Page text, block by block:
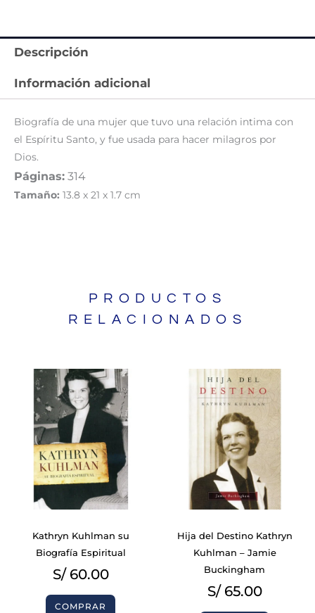
Descripción
Información adicional
Biografía de una mujer que tuvo una relación intima con
el Espíritu Santo, y fue usada para hacer milagros por
Dios.
Páginas: 314
Tamaño: 13.8 x 21 x 1.7 cm
PRODUCTOS
RELACIONADOS
Kathryn Kuhlman su
Biografía Espiritual
S/60.00
COMPRAR
Hija del Destino Kathryn
Kuhlman – Jamie
Buckingham
S/65.00